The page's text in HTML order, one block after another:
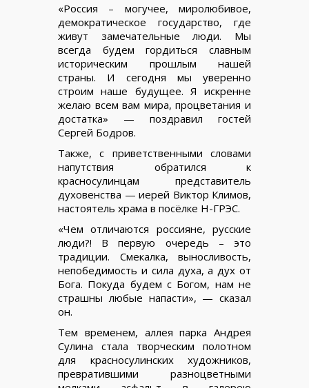
«Россия – могучее, миролюбивое,
демократическое государство, где
живут замечательные люди. Мы
всегда будем гордиться славным
историческим прошлым нашей
страны. И сегодня мы уверенно
строим наше будущее. Я искренне
желаю всем вам мира, процветания и
достатка» — поздравил гостей
Сергей Бодров.
Также, с приветственными словами
напутствия обратился к
красносулинцам представитель
духовенства — иерей Виктор Климов,
настоятель храма в посёлке Н-ГРЭС.
«Чем отличаются россияне, русские
люди?! В первую очередь – это
традиции. Смекалка, выносливость,
непобедимость и сила духа, а дух от
Бога. Покуда будем с Богом, нам не
страшны любые напасти», — сказал
он.
Тем временем, аллея парка Андрея
Сулина стала творческим полотном
для красносулинских художников,
превратившими разноцветными